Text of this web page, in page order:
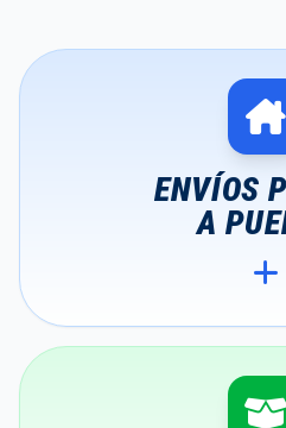
ENVÍOS
A